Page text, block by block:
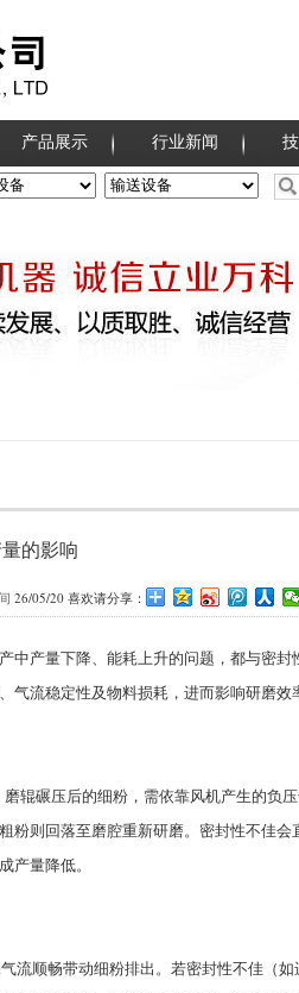
产品展示 行业新闻
的影响
26/05/20 喜欢请分享：
中产量下降、能耗上升的问题，都与密封
流稳定性及物料损耗，进而影响研磨效
辊碾压后的细粉，需依靠风机产生的负
粉则回落至磨腔重新研磨。密封性不佳会
产量降低。
顺畅带动细粉排出。若密封性不佳（如